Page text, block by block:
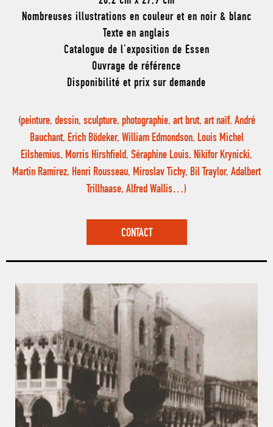
Nombreuses illustrations en couleur et en noir & blanc
Texte en anglais
Catalogue de l’exposition de Essen
Ouvrage de référence
Disponibilité et prix sur demande
(peinture, dessin, sculpture, photographie, art brut, art naïf, André
Bauchant, Erich Bödeker, William Edmondson, Louis Michel
Eilshemius, Morris Hirshfield, Séraphine Louis, Nikifor Krynicki,
Martin Ramirez, Henri Rousseau, Miroslav Tichy, Bil Traylor, Adalbert
Trillhaase, Alfred Wallis…)
CONTACT